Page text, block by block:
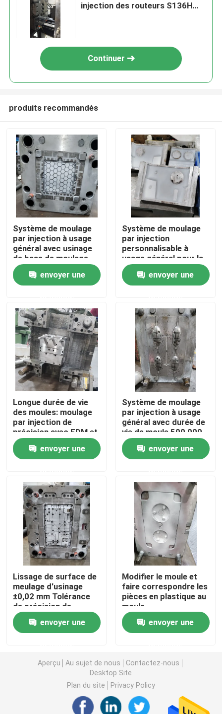
Aperçu
Produits
Vidéos
Visite d'usine
Contrôle de la qualité
Demande de soumission
pièces moulées par injection
pièces moulées en plastique
Moulage par injection de précision
Pièces de matériel de précision
Les pièces de moulage mécanique sous pression
La lingotière de moulage mécanique sous pression
Pièces en caoutchouc de silicone
Pièces de télécommunication
Pièces médicales en plastique de moulage par
injection des routeurs S136H
Continuer
produits recommandés
Système de moulage
par injection à usage
général avec usinage
de base de moulage
LKM
envoyer une
Système de moulage
par injection
personnalisable à
usage général pour la
production
multicoucheenvoyer une
Longue durée de vie
des moules: moulage
par injection de
précision avec EDM et
usinage de fraisage
envoyer une
Système de moulage
par injection à usage
général avec durée de
vie de moule 500 000-
1,000Des milliers de
coups. envoyer une
Lissage de surface de
meulage d'usinage
±0,02 mm Tolérance
de précision de
moulage par injection
envoyer une
Modifier le moule et
faire correspondre les
pièces en plastique au
moule
envoyer une
Aperçu Au sujet de nous
Contactez-nous
Desktop Site
Plan du site
Privacy Policy